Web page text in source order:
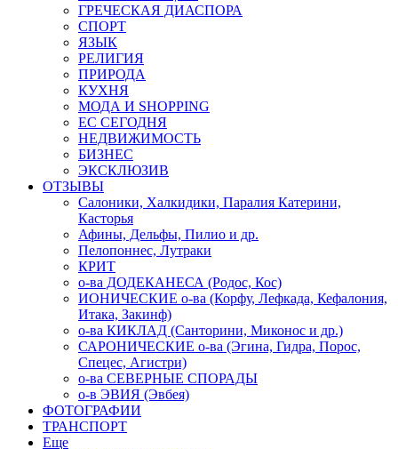
ГРЕЧЕСКАЯ ДИАСПОРА
СПОРТ
ЯЗЫК
РЕЛИГИЯ
ПРИРОДА
КУХНЯ
МОДА И SHOPPING
ЕС СЕГОДНЯ
НЕДВИЖИМОСТЬ
БИЗНЕС
ЭКСКЛЮЗИВ
ОТЗЫВЫ
Салоники, Халкидики, Паралия Катерини,
Касторья
Афины, Дельфы, Пилио и др.
Пелопоннес, Лутраки
КРИТ
о-ва ДОДЕКАНЕСА (Родос, Кос)
ИОНИЧЕСКИЕ о-ва (Корфу, Лефкада, Кефалония,
Итака, Закинф)
о-ва КИКЛАД (Санторини, Миконос и др.)
САРОНИЧЕСКИЕ о-ва (Эгина, Гидра, Порос,
Спецес, Агистри)
о-ва СЕВЕРНЫЕ СПОРАДЫ
о-в ЭВИЯ (Эвбея)
ФОТОГРАФИИ
ТРАНСПОРТ
Еще